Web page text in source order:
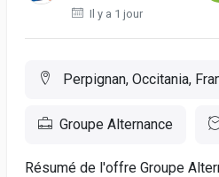
Il y a 1 jour
Perpignan, Occitania,
Groupe Alternance
Résumé de l'offre Groupe